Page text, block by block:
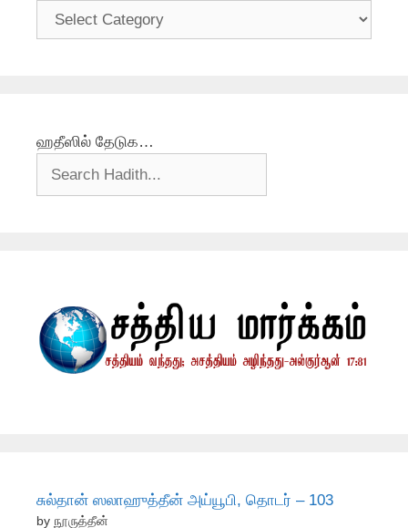
தலைப்புகள்
ஹதீஸில் தேடுக…
சுல்தான் ஸலாஹுத்தீன் அய்யூபி, தொடர் – 103
by நூருத்தீன்